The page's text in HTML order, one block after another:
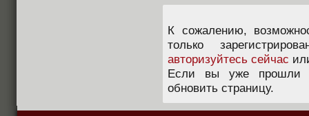
К сожалению,
только
авторизуйтесь сейчас
Если вы уже прошли
обновить страницу.